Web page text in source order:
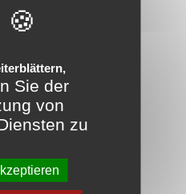
min.
Sie der
von
zu